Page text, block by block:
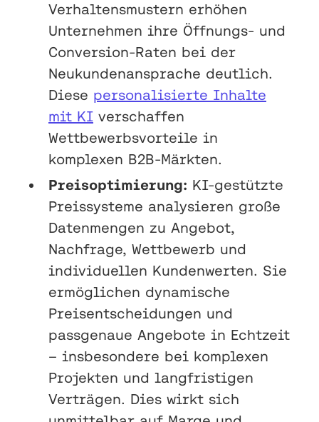
Verhaltensmustern erhöhen
Unternehmen ihre Öffnungs- und
Conversion-Raten bei der
Neukundenansprache deutlich.
Diese personalisierte Inhalte
mit KI verschaffen
Wettbewerbsvorteile in
komplexen B2B-Märkten.
Preisoptimierung: KI-gestützte
Preissysteme analysieren große
Datenmengen zu Angebot,
Nachfrage, Wettbewerb und
individuellen Kundenwerten. Sie
ermöglichen dynamische
Preisentscheidungen und
passgenaue Angebote in Echtzeit
– insbesondere bei komplexen
Projekten und langfristigen
Verträgen. Dies wirkt sich